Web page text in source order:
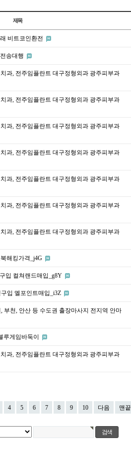
제목
비트코인환전
송대행
과, 전주임플란트 대구정형외과 광주피부과
과, 전주임플란트 대구정형외과 광주피부과
과, 전주임플란트 대구정형외과 광주피부과
과, 전주임플란트 대구정형외과 광주피부과
과, 전주임플란트 대구정형외과 광주피부과
과, 전주임플란트 대구정형외과 광주피부과
과, 전주임플란트 대구정형외과 광주피부과
해킹가격_j4G
입 컬쳐랜드매입_g8Y
입 엘포인트매입_i3Z
부천, 안산 등 수도권 출장마사지 전지역 안마
루게임바둑이
과, 전주임플란트 대구정형외과 광주피부과
4 5 6 7 8 9 10 다음 맨끝